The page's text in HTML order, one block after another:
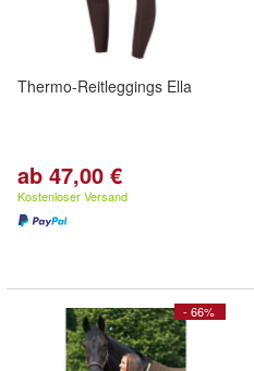
Thermo-Reitleggings Ella
ab 47,00 €
Kostenloser Versand
- 66%